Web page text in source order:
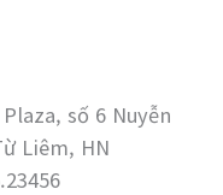
số 6 Nuyễn
Liêm, HN